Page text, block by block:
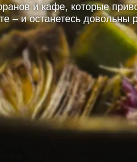
и кафе, которые
– и останетесь довольны